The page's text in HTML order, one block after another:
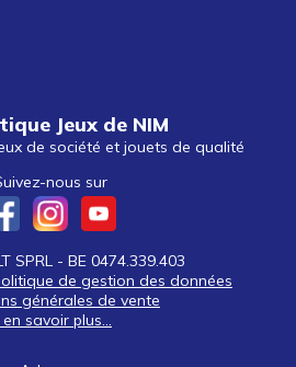
Jeux de NIM
de société et jouets de qualité
nous sur
SPRL - BE 0474.339.403
de gestion des données
générales de vente
en savoir plus...